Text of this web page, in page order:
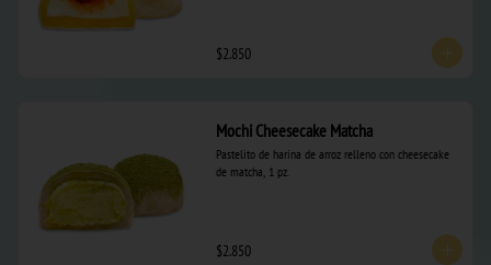
$2.850
Mochi Cheesecake Matcha
Pastelito de harina de arroz relleno con cheesecake
de matcha, 1 pz.
$2.850